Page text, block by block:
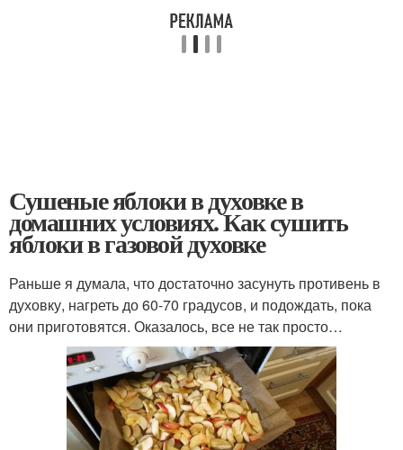
Сушеные яблоки в духовке в
домашних условиях. Как сушить
яблоки в газовой духовке
Раньше я думала, что достаточно засунуть противень в
духовку, нагреть до 60-70 градусов, и подождать, пока
они приготовятся. Оказалось, все не так просто…